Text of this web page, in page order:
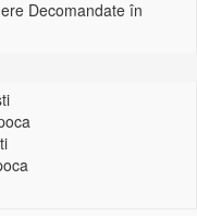
Decomandate în